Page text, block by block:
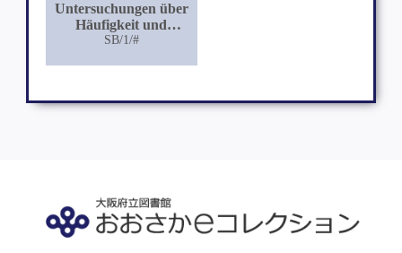
Untersuchungen über
Häufigkeit und
Lokalisation von
16 bis 26 Jahren
SB/1/#